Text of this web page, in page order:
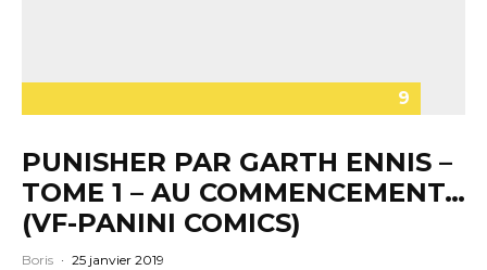
9
PUNISHER PAR GARTH ENNIS –
TOME 1 – AU COMMENCEMENT…
(VF-PANINI COMICS)
Boris · 25 janvier 2019